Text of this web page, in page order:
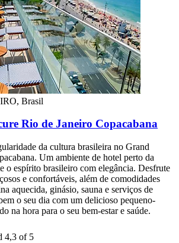
Brasil
Rio de Janeiro Copacabana
da cultura brasileira no Grand
Um ambiente de hotel perto da
o espírito brasileiro com elegância. Desfrute
e confortáveis, além de comodidades
aquecida, ginásio, sauna e serviços de
o seu dia com um delicioso pequeno-
na hora para o seu bem-estar e saúde.
4,3 of 5